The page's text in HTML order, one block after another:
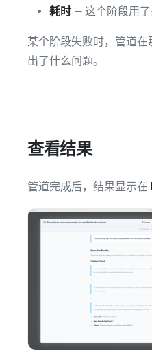
耗时 — 这个阶段用
某个阶段失败时，管道
出了什么问题。
查看结果
管道完成后，结果显示在